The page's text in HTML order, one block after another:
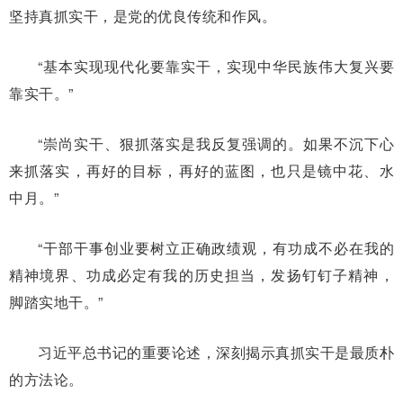
坚持真抓实干，是党的优良传统和作风。
“基本实现现代化要靠实干，实现中华民族伟大复兴要
靠实干。”
“崇尚实干、狠抓落实是我反复强调的。如果不沉下心
来抓落实，再好的目标，再好的蓝图，也只是镜中花、水
中月。”
“干部干事创业要树立正确政绩观，有功成不必在我的
精神境界、功成必定有我的历史担当，发扬钉钉子精神，
脚踏实地干。”
习近平总书记的重要论述，深刻揭示真抓实干是最质朴
的方法论。